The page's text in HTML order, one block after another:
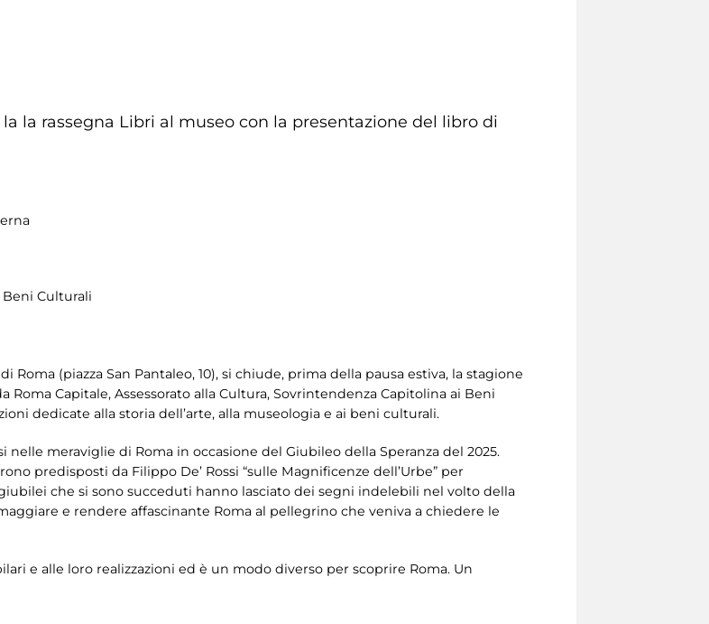
la rassegna Libri al museo con la presentazione del libro di
Culturali
(piazza San Pantaleo, 10), si chiude, prima della pausa estiva, la stagione
Roma Capitale, Assessorato alla Cultura, Sovrintendenza Capitolina ai Beni
dedicate alla storia dell’arte, alla museologia e ai beni culturali.
meraviglie di Roma in occasione del Giubileo della Speranza del 2025.
predisposti da Filippo De’ Rossi “sulle Magnificenze dell’Urbe” per
che si sono succeduti hanno lasciato dei segni indelebili nel volto della
e rendere affascinante Roma al pellegrino che veniva a chiedere le
e alle loro realizzazioni ed è un modo diverso per scoprire Roma. Un